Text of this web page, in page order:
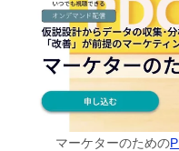
マーケターのための